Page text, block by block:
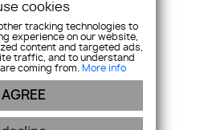
2-izbového bytu,
cookies
tracking technologies to
experience on our website,
content and targeted ads,
traffic, and to understand
coming from. More info
I AGREE